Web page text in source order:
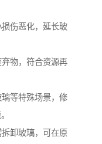
伤恶化，延长玻
物，符合资源再
等特殊场景，修
卸玻璃，可在原